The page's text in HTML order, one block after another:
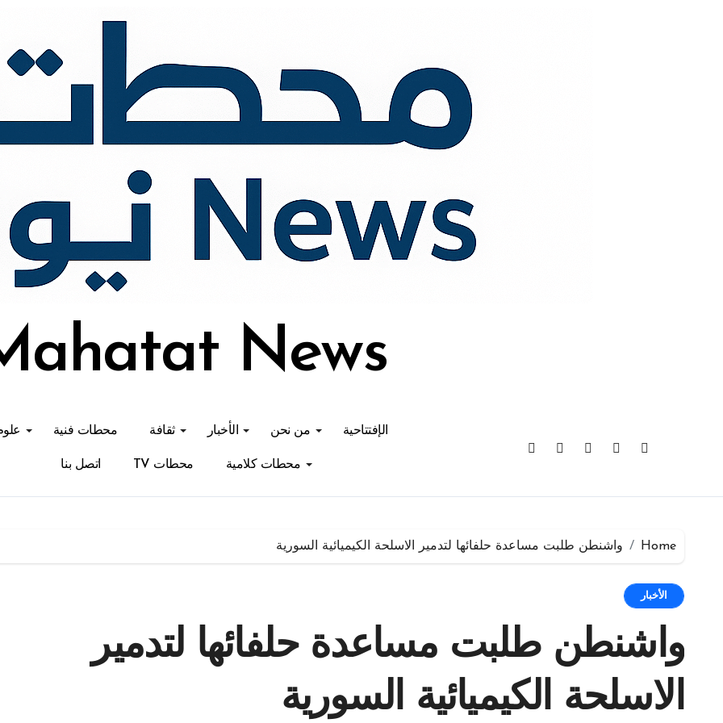
News
الإفتتاحية من نحن الأخبار ثقافة محطات فنية
محطات كلامية محطات TV اتصل بنا
Home واشنطن طلبت مساعدة حلفائها لتدمير الاسلحة الكيميائية السورية
الأخبار
واشنطن طلبت مساعدة حلفائها لتدمير
الاسلحة الكيميائية السورية